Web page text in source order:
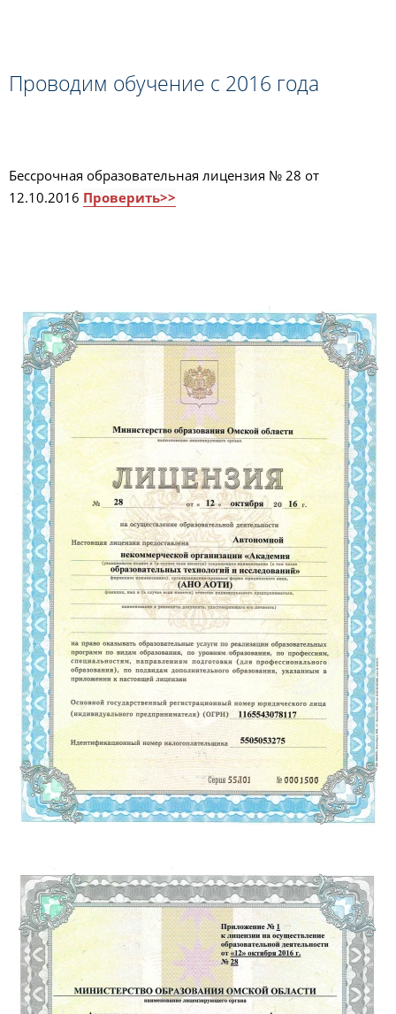
Проводим обучение с 2016 года
Бессрочная образовательная лицензия № 28 от
12.10.2016 Проверить>>